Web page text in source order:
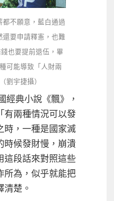
不願意，藍白通過
還要申請釋憲，也難
也要提前退伍，畢
可能導致「人財兩
劉宇捷攝）
經典小說《飄》，
有兩種情況可以發
時，一種是國家滅
時候發財慢，崩潰
這段話來對照這些
所為，似乎就能把
楚。